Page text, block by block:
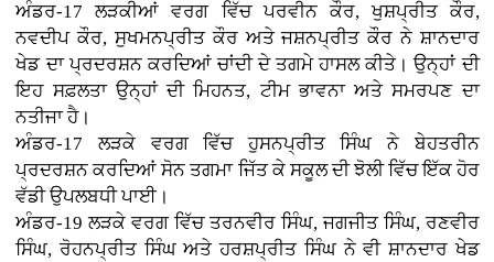
ਅੰਡਰ-17 ਲੜਕੀਆਂ ਵਰਗ ਵਿੱਚ ਪਰਵੀਨ ਕੌਰ, ਖੁਸ਼ਪ੍ਰੀਤ ਕੌਰ,
ਨਵਦੀਪ ਕੌਰ, ਸੁਖਮਨਪ੍ਰੀਤ ਕੌਰ ਅਤੇ ਜਸ਼ਨਪ੍ਰੀਤ ਕੌਰ ਨੇ ਸ਼ਾਨਦਾਰ
ਖੇਡ ਦਾ ਪ੍ਰਦਰਸ਼ਨ ਕਰਦਿਆਂ ਚਾਂਦੀ ਦੇ ਤਗਮੇ ਹਾਸਲ ਕੀਤੇ। ਉਨ੍ਹਾਂ ਦੀ
ਇਹ ਸਫ਼ਲਤਾ ਉਨ੍ਹਾਂ ਦੀ ਮਿਹਨਤ, ਟੀਮ ਭਾਵਨਾ ਅਤੇ ਸਮਰਪਣ ਦਾ
ਨਤੀਜਾ ਹੈ।
ਅੰਡਰ-17 ਲੜਕੇ ਵਰਗ ਵਿੱਚ ਹੁਸਨਪ੍ਰੀਤ ਸਿੰਘ ਨੇ ਬੇਹਤਰੀਨ
ਪ੍ਰਦਰਸ਼ਨ ਕਰਦਿਆਂ ਸੋਨ ਤਗਮਾ ਜਿੱਤ ਕੇ ਸਕੂਲ ਦੀ ਝੋਲੀ ਵਿੱਚ ਇੱਕ ਹੋਰ
ਵੱਡੀ ਉਪਲਬਧੀ ਪਾਈ।
ਅੰਡਰ-19 ਲੜਕੇ ਵਰਗ ਵਿੱਚ ਤਰਨਵੀਰ ਸਿੰਘ, ਜਗਜੀਤ ਸਿੰਘ, ਰਣਵੀਰ
ਸਿੰਘ, ਰੋਹਨਪ੍ਰੀਤ ਸਿੰਘ ਅਤੇ ਹਰਸ਼ਪ੍ਰੀਤ ਸਿੰਘ ਨੇ ਵੀ ਸ਼ਾਨਦਾਰ ਖੇਡ